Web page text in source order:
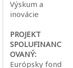
Výskum a
inovácie
PROJEKT
SPOLUFINANC
OVANÝ:
Európsky fond